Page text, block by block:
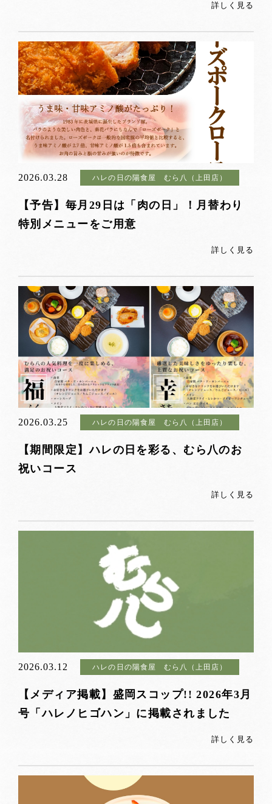
詳しく見る
2026.03.28 ハレの日の陽食屋 むら八（上田店）
【予告】毎月29日は「肉の日」！月替わり
特別メニューをご用意
詳しく見る
2026.03.25 ハレの日の陽食屋 むら八（上田店）
【期間限定】ハレの日を彩る、むら八のお
祝いコース
詳しく見る
2026.03.12 ハレの日の陽食屋 むら八（上田店）
【メディア掲載】盛岡スコップ!! 2026年3月
号「ハレノヒゴハン」に掲載されました
詳しく見る